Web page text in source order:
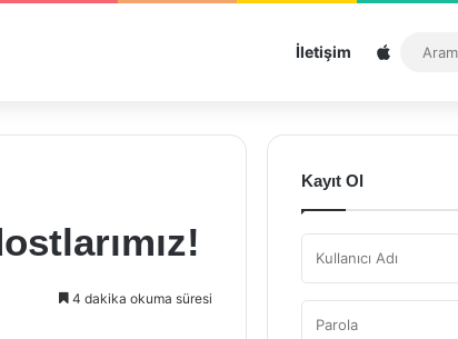
İletişim Sitemap
4 dakika okuma süresi
Kayıt Ol